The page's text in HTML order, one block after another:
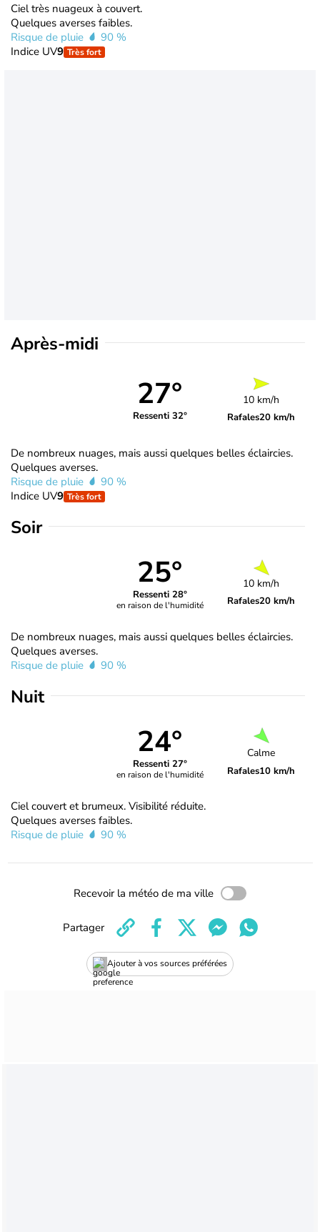
Ciel très nuageux à couvert.
Quelques averses faibles.
Risque de pluie
90 %
Indice UV9 Très fort
Après-midi
27°
Ressenti 32°
10 km/h
Rafales20 km/h
De nombreux nuages, mais aussi quelques belles éclaircies.
Quelques averses.
Risque de pluie
90 %
Indice UV9 Très fort
Soir
25°
Ressenti 28°
en raison de l'humidité
10 km/h
Rafales20 km/h
De nombreux nuages, mais aussi quelques belles éclaircies.
Quelques averses.
Risque de pluie
90 %
Nuit
24°
Ressenti 27°
en raison de l'humidité
Calme
Rafales10 km/h
Ciel couvert et brumeux. Visibilité réduite.
Quelques averses faibles.
Risque de pluie
90 %
Recevoir la météo de ma ville
Ajouter à vos sources préférées
Partager